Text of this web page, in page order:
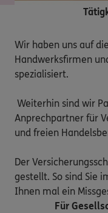
Wir haben uns auf
Handwerksfirmen
spezialisiert.
Anprechpartner für
und freien
Der
gestellt. So sind Sie
Ihnen mal ein
Für